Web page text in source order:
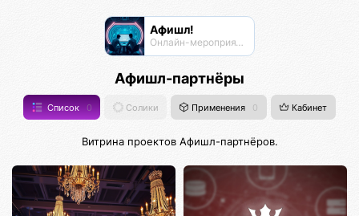
Афишл!
Онлайн-мероприятия Афиста Лаб
Афишл-партнёры
Список 0 Солики Применения 0 Кабинет
Витрина проектов Афишл-партнёров.